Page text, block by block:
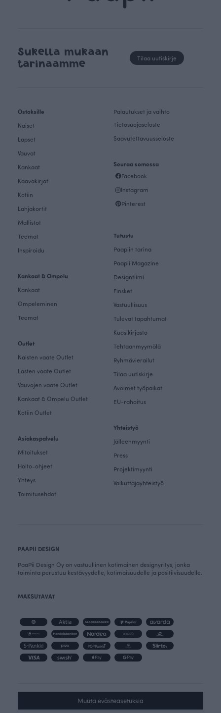
Sukella mukaan
tarinaamme
Tilaa uutiskirje
Ostoksille
Naiset
Lapset
Vauvat
Kankaat
Kaavakirjat
Kotiin
Lahjakortit
Mallistot
Teemat
Inspiroidu
Kankaat & Ompelu
Kankaat
Ompeleminen
Teemat
Outlet
Naisten vaate Outlet
Lasten vaate Outlet
Vauvojen vaate Outlet
Kankaat & Ompelu Outlet
Kotiin Outlet
Asiakaspalvelu
Mitoitukset
Hoito-ohjeet
Yhteys
Toimitusehdot
Palautukset ja vaihto
Tietosuojaseloste
Saavutettavuusseloste
Seuraa somessa
Facebook
Instagram
Pinterest
Tutustu
Paapiin tarina
Paapii Magazine
Designtiimi
Finsket
Vastuullisuus
Tulevat tapahtumat
Kuosikirjasto
Tehtaanmyymälä
Ryhmävierailut
Tilaa uutiskirje
Avoimet työpaikat
EU-rahoitus
Yhteistyö
Jälleenmyynti
Press
Projektimyynti
Vaikuttajayhteistyö
PAAPII DESIGN
PaaPii Design Oy on vastuullinen kotimainen designyritys, jonka
toiminta perustuu kestävyydelle, kotimaisuudelle ja positiivisuudelle.
MAKSUTAVAT
Muuta evästeasetuksia